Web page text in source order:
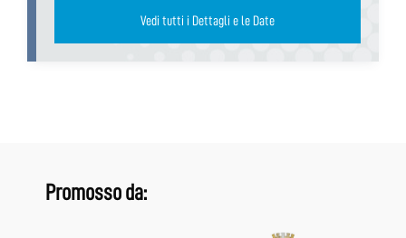
Vedi tutti i Dettagli e le Date
Promosso da: